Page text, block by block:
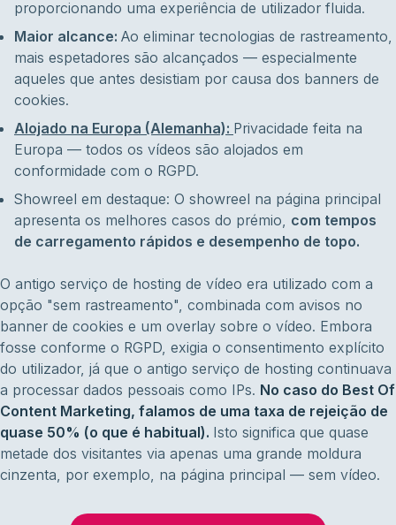
proporcionando uma experiência de utilizador fluida.
Maior alcance: Ao eliminar tecnologias de rastreamento,
mais espetadores são alcançados — especialmente
aqueles que antes desistiam por causa dos banners de
cookies.
Alojado na Europa (Alemanha): Privacidade feita na
Europa — todos os vídeos são alojados em
conformidade com o RGPD.
Showreel em destaque: O showreel na página principal
apresenta os melhores casos do prémio, com tempos
de carregamento rápidos e desempenho de topo.
O antigo serviço de hosting de vídeo era utilizado com a
opção "sem rastreamento", combinada com avisos no
banner de cookies e um overlay sobre o vídeo. Embora
fosse conforme o RGPD, exigia o consentimento explícito
do utilizador, já que o antigo serviço de hosting continuava
a processar dados pessoais como IPs. No caso do Best Of
Content Marketing, falamos de uma taxa de rejeição de
quase 50% (o que é habitual). Isto significa que quase
metade dos visitantes via apenas uma grande moldura
cinzenta, por exemplo, na página principal — sem vídeo.